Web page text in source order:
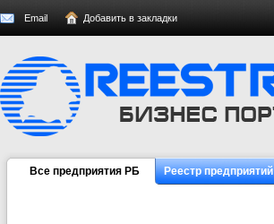
Email Добавить в закладки
Все предприятия РБ Реестр предприятий